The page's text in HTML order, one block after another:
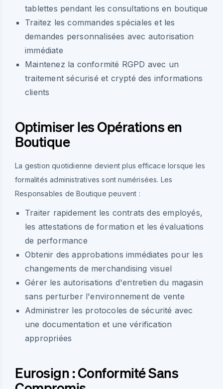
tablettes pendant les consultations en boutique
Traitez les commandes spéciales et les
demandes personnalisées avec autorisation
immédiate
Maintenez la conformité RGPD avec un
traitement sécurisé et crypté des informations
clients
Optimiser les Opérations en
Boutique
La gestion quotidienne devient plus efficace lorsque les
formalités administratives sont numérisées. Les
Responsables de Boutique peuvent :
Traiter rapidement les contrats des employés,
les attestations de formation et les évaluations
de performance
Obtenir des approbations immédiates pour les
changements de merchandising visuel
Gérer les autorisations d'entretien du magasin
sans perturber l'environnement de vente
Administrer les protocoles de sécurité avec
une documentation et une vérification
appropriées
Eurosign : Conformité Sans